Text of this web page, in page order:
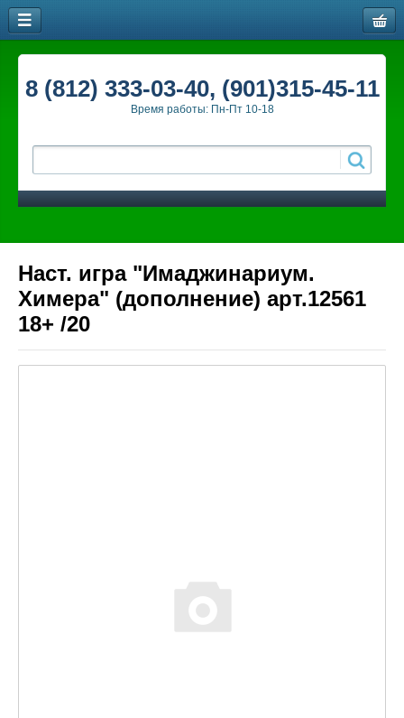
8 (812) 333-03-40, (901)315-45-11
Время работы: Пн-Пт 10-18
Наст. игра "Имаджинариум.
Химера" (дополнение) арт.12561
18+ /20